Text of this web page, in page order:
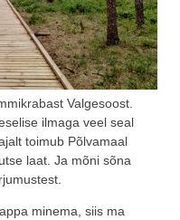
Valgesoost.
ilmaga veel seal
toimub Põlvamaal
laat. Ja mõni sõna
minema, siis ma